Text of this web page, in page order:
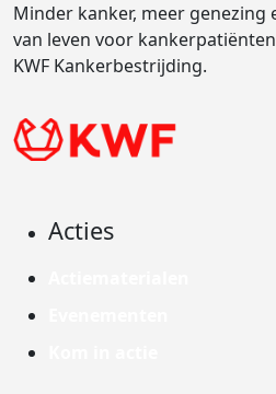
Minder kanker, meer genezing
van leven voor
KWF Kankerbestrijding.
Acties